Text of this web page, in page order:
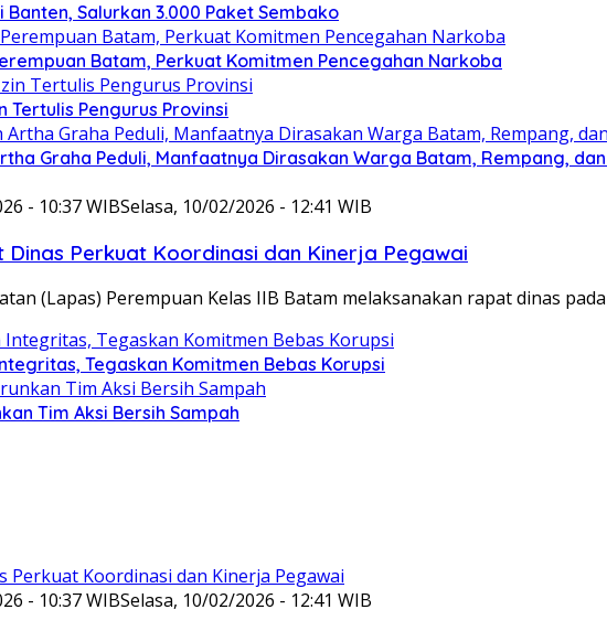
Banten, Salurkan 3.000 Paket Sembako
Batam, Perkuat Komitmen Pencegahan Narkoba
Tertulis Pengurus Provinsi
Graha Peduli, Manfaatnya Dirasakan Warga Batam, Rempang,
- 10:37 WIBSelasa, 10/02/2026 - 12:41 WIB
Perkuat Koordinasi dan Kinerja Pegawai
(Lapas) Perempuan Kelas IIB Batam melaksanakan rapat dinas
Tegaskan Komitmen Bebas Korupsi
Tim Aksi Bersih Sampah
- 10:37 WIBSelasa, 10/02/2026 - 12:41 WIB